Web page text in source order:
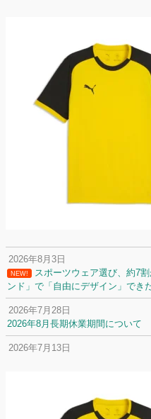
2026年8月3日
NEW!
スポーツウェア選び、約7
ンド」で「自由にデザイン」でき
2026年7月28日
2026年8月長期休業期間について
2026年7月13日
名前入りユニフォームで子どもの
護者は約67%！「やや高いと感じ